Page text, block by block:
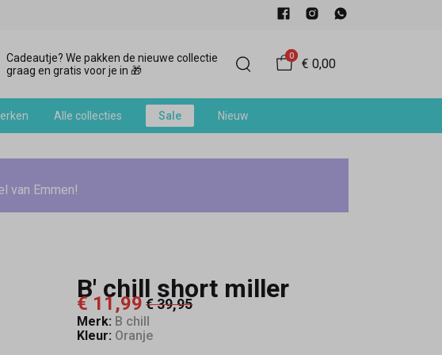
Cadeautje? We pakken de nieuwe collectie
graag en gratis voor je in 🎁
0
€ 0,00
Alle collecties Sale Nieuw
van Emmen!
B' chill short miller
€ 11,99€ 39,95
Merk: B chill
Kleur: Oranje